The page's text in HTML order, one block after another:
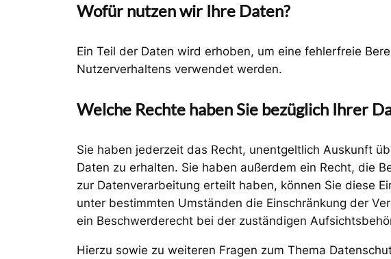
Wofür nutzen wir Ihre Daten?
Ein Teil der Daten wird erhoben, um eine fehlerfreie
Nutzerverhaltens verwendet werden.
Welche Rechte haben Sie bezüglich Ihrer
Sie haben jederzeit das Recht, unentgeltlich Auskunft
Daten zu erhalten. Sie haben außerdem ein Recht, die
zur Datenverarbeitung erteilt haben, können Sie diese
unter bestimmten Umständen die Einschränkung der
ein Beschwerderecht bei der zuständigen
Hierzu sowie zu weiteren Fragen zum Thema